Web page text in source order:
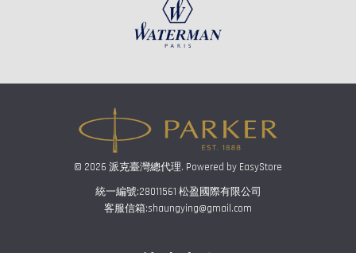
© 2026 派克臺灣總代理. Powered by EasyStore
統一編號:28011561 松盈國際有限公司
客服信箱:shaungying@gmail.com